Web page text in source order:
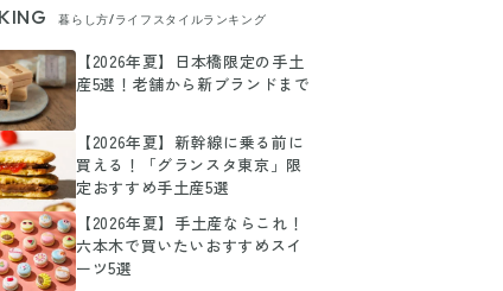
暮らし方/ライフスタイルランキング
【2026年夏】日本橋限定の手土
産5選！老舗から新ブランドまで
【2026年夏】新幹線に乗る前に
買える！「グランスタ東京」限
定おすすめ手土産5選
【2026年夏】手土産ならこれ！
六本木で買いたいおすすめスイ
ーツ5選